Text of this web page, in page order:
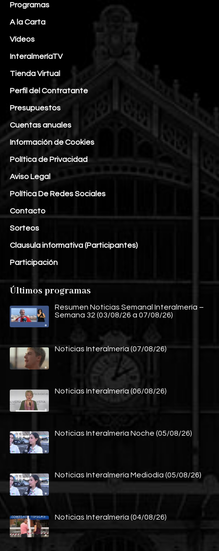
Programas
A la Carta
Vídeos
InteralmeríaTV
Tienda Virtual
Perfil del Contratante
Presupuestos
Cuentas anuales
Información de Cookies
Política de Privacidad
Aviso Legal
Política De Redes Sociales
Contacto
Sorteos
Clausula informativa (Participantes)
Participación
Últimos programas
Resumen Noticias Semanal Interalmería –
Semana 32 (03/08/26 a 07/08/26)
Noticias Interalmería (07/08/26)
Noticias Interalmería (06/08/26)
Noticias Interalmería Noche (05/08/26)
Noticias Interalmería Mediodía (05/08/26)
Noticias Interalmería (04/08/26)